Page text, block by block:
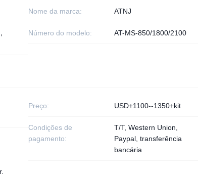
Nome da marca: ATNJ
Número do modelo: AT-MS-850/1800/2100
Preço: USD+1100--1350+kit
Condições de
pagamento:
T/T, Western Union,
Paypal, transferência
bancária